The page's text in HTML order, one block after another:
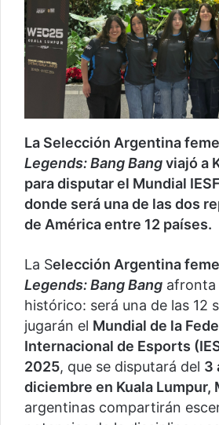
La Selección Argentina
Legends: Bang Bangviajó a
para disputar el Mundial
donde será una de las dos
de América entre 12 países.
La Selección Argentina
Legends: Bang Bang afronta
histórico: será una de las 12
jugarán el Mundial de la
Internacional de Esports
2025, que se disputará del 3
diciembre en Kuala Lumpur,
argentinas compartirán